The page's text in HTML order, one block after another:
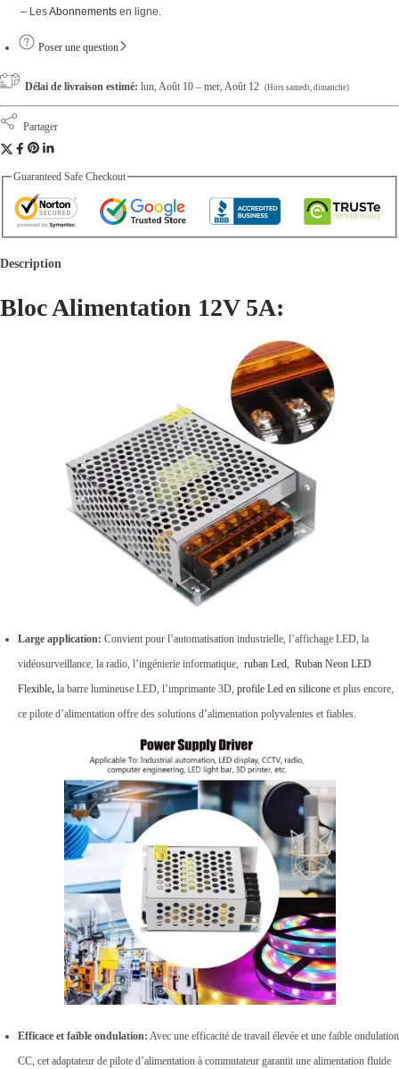
i
– LesAbonnements en ligne.
Poser une question
Délai de livraison estimé: lun, Août 10 – mer, Août 12 (Hors samedi, dimanche)
Partager
Guaranteed Safe Checkout
Description
Bloc Alimentation 12V 5A:
Large application: Convient pour l’automatisation industrielle, l’affichage LED, la
vidéosurveillance, la radio, l’ingénierie informatique, ruban Led
Ruban Neon LED
Flexible, la barre lumineuse LED, l’imprimante 3D, profile Led en silicone et plus encore,
ce pilote d’alimentation offre des solutions d’alimentation polyvalentes et fiables.
Efficace et faible ondulation: Avec une efficacité de travail élevée et une faible ondulation
CC, cet adaptateur de pilote d’alimentation à commutateur garantit une alimentation fluide